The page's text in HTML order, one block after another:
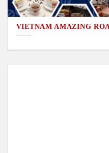
VIETNAM AMAZING